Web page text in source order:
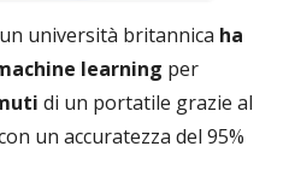
università britannica ha
learning per
di un portatile grazie al
un accuratezza del 95%